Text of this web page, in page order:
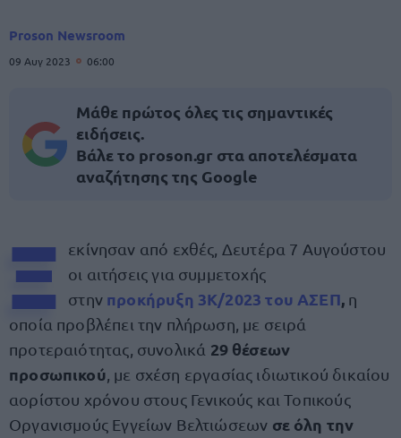
Proson Newsroom
09 Αυγ 2023 06:00
Μάθε πρώτος όλες τις σημαντικές
ειδήσεις.
Βάλε το proson.gr στα αποτελέσματα
αναζήτησης της Google
Ξ
εκίνησαν από εχθές, Δευτέρα 7 Αυγούστου
οι αιτήσεις για συμμετοχής
στην προκήρυξη 3Κ/2023 του ΑΣΕΠ, η
οποία προβλέπει την πλήρωση, με σειρά
προτεραιότητας, συνολικά 29 θέσεων
προσωπικού , με σχέση εργασίας ιδιωτικού δικαίου
αορίστου χρόνου στους Γενικούς και Τοπικούς
Οργανισμούς Εγγείων Βελτιώσεων σε όλη την